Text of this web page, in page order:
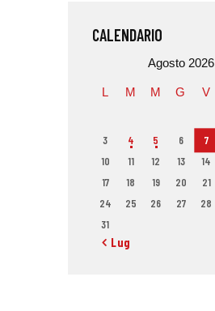
CALENDARIO
Agosto 2026
L M M G V
3
4 5 6 7
10
11 12 13 14
17
18 19 20 21
24
25 26 27 28
31
« Lug